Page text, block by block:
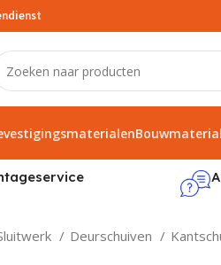
Deurschuiven